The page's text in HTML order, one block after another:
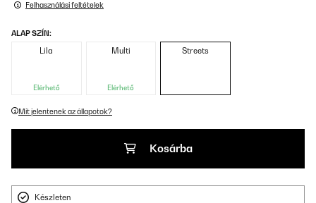
Felhasználási feltételek
ALAP SZÍN:
Lila
Elérhető
Multi
Elérhető
Streets
Mit jelentenek az állapotok?
Kosárba
Készleten